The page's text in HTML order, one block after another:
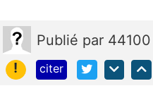
Publié par 44100
!
citer